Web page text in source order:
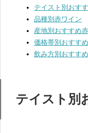
テイスト別おす
品種別赤ワイン
産地別おすすめ
価格帯別おすす
飲み方別おすす
テイスト別